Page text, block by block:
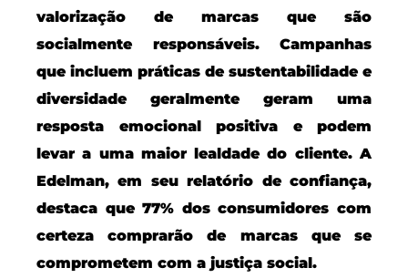
valorização de marcas que são
socialmente responsáveis. Campanhas
que incluem práticas de sustentabilidade e
diversidade geralmente geram uma
resposta emocional positiva e podem
levar a uma maior lealdade do cliente. A
Edelman, em seu relatório de confiança,
destaca que 77% dos consumidores com
certeza comprarão de marcas que se
comprometem com a justiça social.